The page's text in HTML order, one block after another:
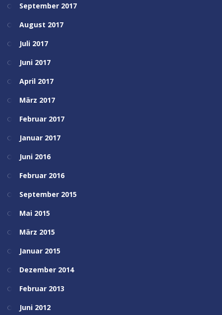
September 2017
August 2017
Juli 2017
Juni 2017
April 2017
März 2017
Februar 2017
Januar 2017
Juni 2016
Februar 2016
September 2015
Mai 2015
März 2015
Januar 2015
Dezember 2014
Februar 2013
Juni 2012